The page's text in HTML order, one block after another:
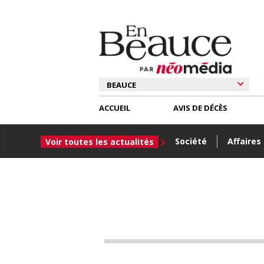
ACCUEIL
Voir toutes les actualités Société Affaires
AVIS DE DÉCÈS